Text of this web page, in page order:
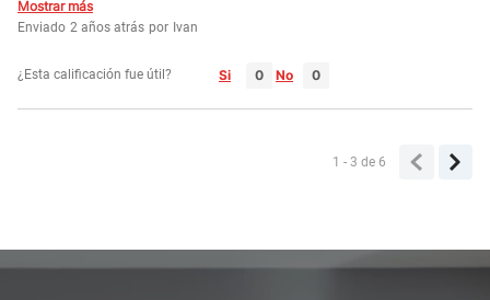
Mostrar más
Enviado 2 años atrás por Ivan
¿Esta calificación fue útil? Si No
1 - 3de 6